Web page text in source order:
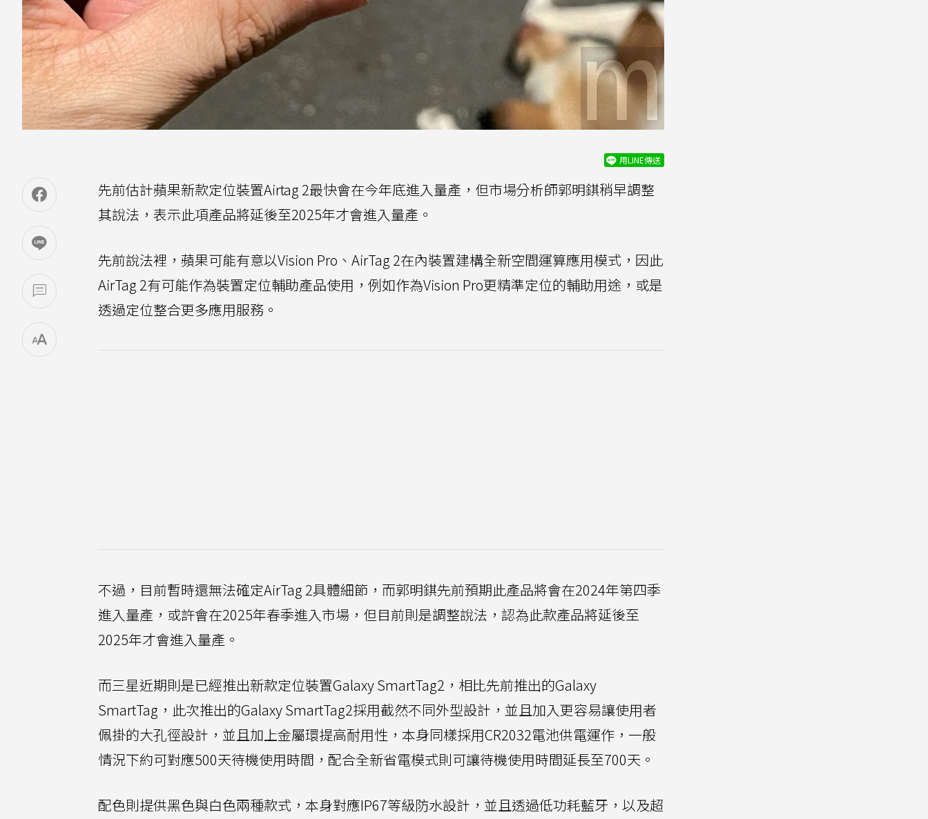
用LINE傳送
先前估計蘋果新款定位裝置Airtag 2最快會在今年底進入量產，但市場分析師郭明錤稍早調整
其說法，表示此項產品將延後至2025年才會進入量產。
先前說法裡，蘋果可能有意以Vision Pro、AirTag 2在內裝置建構全新空間運算應用模式，因此
AirTag 2有可能作為裝置定位輔助產品使用，例如作為Vision Pro更精準定位的輔助用途，或是
透過定位整合更多應用服務。
不過，目前暫時還無法確定AirTag 2具體細節，而郭明錤先前預期此產品將會在2024年第四季
進入量產，或許會在2025年春季進入市場，但目前則是調整說法，認為此款產品將延後至
2025年才會進入量產。
而三星近期則是已經推出新款定位裝置Galaxy SmartTag2，相比先前推出的Galaxy
SmartTag，此次推出的Galaxy SmartTag2採用截然不同外型設計，並且加入更容易讓使用者
佩掛的大孔徑設計，並且加上金屬環提高耐用性，本身同樣採用CR2032電池供電運作，一般
情況下約可對應500天待機使用時間，配合全新省電模式則可讓待機使用時間延長至700天。
配色則提供黑色與白色兩種款式，本身對應IP67等級防水設計，並且透過低功耗藍牙，以及超